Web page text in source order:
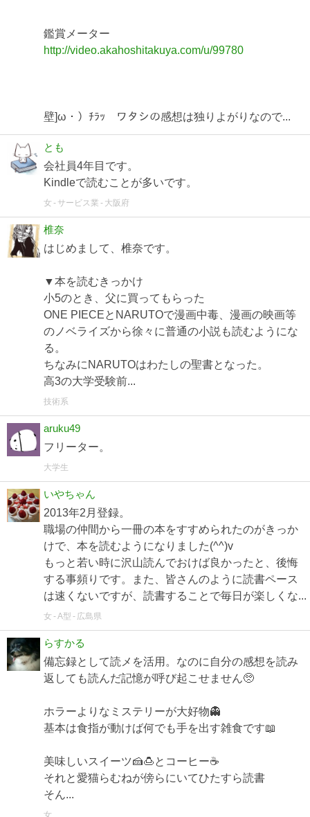
鑑賞メーター
http://video.akahoshitakuya.com/u/99780
壁]ω・）ﾁﾗｯ ワタシの感想は独りよがりなので...
とも
会社員4年目です。
Kindleで読むことが多いです。
女 サービス業 大阪府
椎奈
はじめまして、椎奈です。
▼本を読むきっかけ
小5のとき、父に買ってもらった
ONE PIECEとNARUTOで漫画中毒、漫画の映画等
のノベライズから徐々に普通の小説も読むようにな
る。
ちなみにNARUTOはわたしの聖書となった。
高3の大学受験前...
技術系
aruku49
フリーター。
大学生
いやちゃん
2013年2月登録。
職場の仲間から一冊の本をすすめられたのがきっか
けで、本を読むようになりました(^^)v
もっと若い時に沢山読んでおけば良かったと、後悔
する事頻りです。また、皆さんのように読書ペース
は速くないですが、読書することで毎日が楽しくな...
女 A型 広島県
らすかる
備忘録として読メを活用。なのに自分の感想を読み
返しても読んだ記憶が呼び起こせません🥺
ホラーよりなミステリーが大好物👻
基本は食指が動けば何でも手を出す雑食です📖
美味しいスイーツ🍰🍮とコーヒー☕️
それと愛猫らむねが傍らにいてひたすら読書
そん...
女